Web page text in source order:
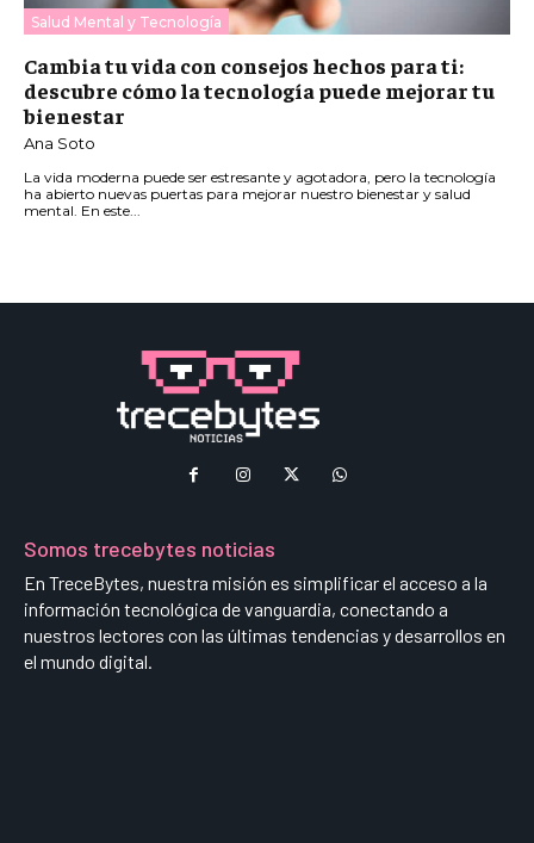
Salud Mental y Tecnología
Cambia tu vida con consejos hechos para ti:
descubre cómo la tecnología puede mejorar tu
bienestar
Ana Soto
La vida moderna puede ser estresante y agotadora, pero la tecnología
ha abierto nuevas puertas para mejorar nuestro bienestar y salud
mental. En este...
Somos trecebytes noticias
En TreceBytes, nuestra misión es simplificar el acceso a la
información tecnológica de vanguardia, conectando a
nuestros lectores con las últimas tendencias y desarrollos en
el mundo digital.